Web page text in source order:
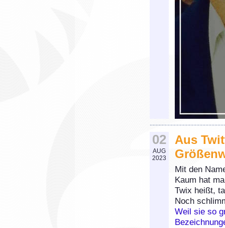
02
AUG
2023
Aus
Mit den
Kaum hat
Twix heißt,
Noch
Weil sie so